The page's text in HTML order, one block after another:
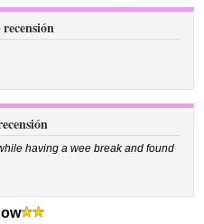
having a wee break and found